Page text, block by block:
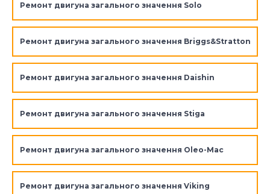
Ремонт двигуна загального значення Solo
Ремонт двигуна загального значення Briggs&Stratton
Ремонт двигуна загального значення Daishin
Ремонт двигуна загального значення Stiga
Ремонт двигуна загального значення Oleo-Mac
Ремонт двигуна загального значення Viking